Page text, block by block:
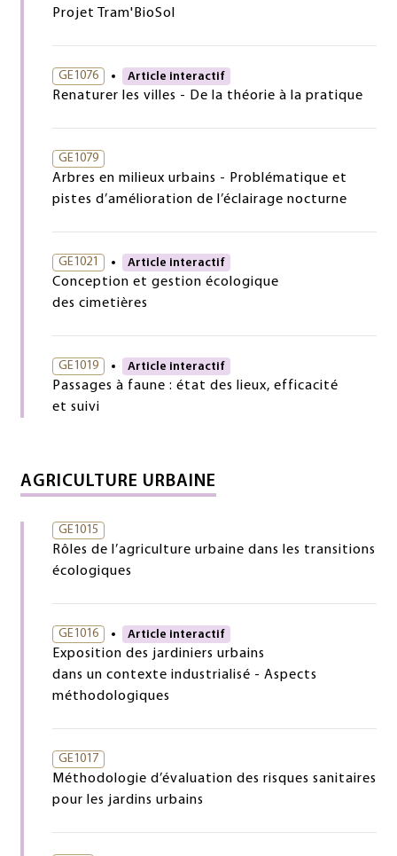
Projet Tram'BioSol
GE1076 Article interactif
Renaturer les villes - De la théorie à la pratique
GE1079
Arbres en milieux urbains - Problématique et
pistes d’amélioration de l’éclairage nocturne
GE1021 Article interactif
Conception et gestion écologique
des cimetières
GE1019 Article interactif
Passages à faune : état des lieux, efficacité
et suivi
AGRICULTURE URBAINE
GE1015
Rôles de l’agriculture urbaine dans les transitions
écologiques
GE1016 Article interactif
Exposition des jardiniers urbains
dans un contexte industrialisé - Aspects
méthodologiques
GE1017
Méthodologie d’évaluation des risques sanitaires
pour les jardins urbains